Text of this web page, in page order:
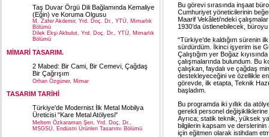
Taş Duvar Örgü Dili Bağlamında Kemaliye
(Eğin) ve Koruma Olgusu
M. Zafer Akdemir, Yrd. Doç. Dr., YTÜ, Mimarlık
Bölümü
Dilek Ekşi Akbulut, Yrd. Doç. Dr., YTÜ, Mimarlık
Bölümü
MİMARİ TASARIM.
2 Mabed: Bir Cami, Bir Cemevi, Çağdaş
Bir Çağrışım
Orhan Özgüner, Mimar
TASARIM TARİHİ
Türkiye'de Modernist İlk Metal Mobilya
Üreticisi "Kare Metal Atölyesi"
Meltem Özkaraman Şen, Yrd. Doç. Dr.,
MSGSÜ, Endüstri Ürünleri Tasarımı Bölümü
Bu görevi sırasında inşaat
Cumhuriyet yöneticilerinin
Maarif Vekâleti’ndeki
1930’da üstlenebilecek,
“Türkiye’de kaldığım sürenin
sürdürdüm. İkinci işyerim ise
Çalıştığım yer Boğaz
çalışmalarında bulundum. Bu
çalışkan, faydalı ve çağdaş
destekleyeceğini ve özellikle
görevde, ilk etapta, Teknik
başladım.
Bu programda iki yıllık da
gerekli personel değişikliklerine
Ayrıca; statik teknik, yüksek
bilgilerin kapsam ve derslerinin
için eğitmen olarak istihdam